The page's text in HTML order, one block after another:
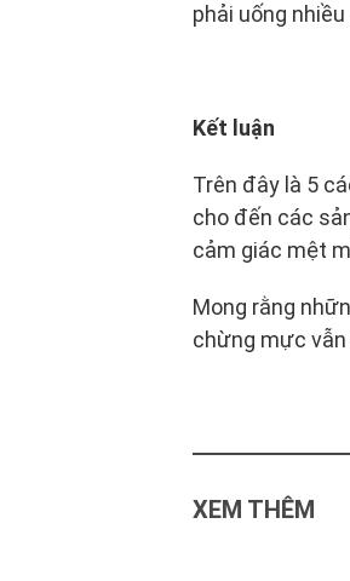
phải uống
Kết luận
Trên đây là 5
cho đến các
cảm giác mệt
Mong rằng
chừng mực vẫn
XEM THÊM